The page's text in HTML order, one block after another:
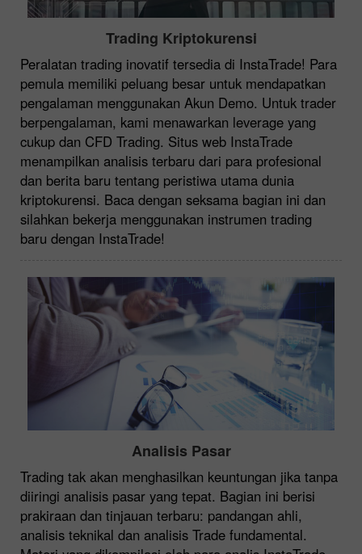
Trading Kriptokurensi
Peralatan trading inovatif tersedia di InstaTrade! Para
pemula memiliki peluang besar untuk mendapatkan
pengalaman menggunakan Akun Demo. Untuk trader
berpengalaman, kami menawarkan leverage yang
cukup dan CFD Trading. Situs web InstaTrade
menampilkan analisis terbaru dari para profesional
dan berita baru tentang peristiwa utama dunia
kriptokurensi. Baca dengan seksama bagian ini dan
silahkan bekerja menggunakan instrumen trading
baru dengan InstaTrade!
Analisis Pasar
Trading tak akan menghasilkan keuntungan jika tanpa
diiringi analisis pasar yang tepat. Bagian ini berisi
prakiraan dan tinjauan terbaru: pandangan ahli,
analisis teknikal dan analisis Trade fundamental.